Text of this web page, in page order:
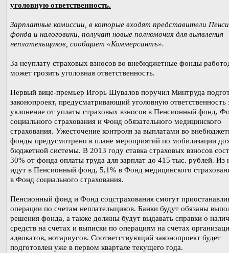
уголовную ответственность.
Зарплатные комиссии, в которые входят представители
фонда и налоговики, получат новые полномочия для выявления
неплательщиков, сообщает «Коммерсантъ».
За неуплату страховых взносов во внебюджетные фонды
может грозить уголовная ответственность.
Первый вице-премьер Игорь Шувалов поручил Минтруда
законопроект, предусматривающий уголовную ответственность
уклонение от уплаты страховых взносов в Пенсионный фонд,
социального страхования и Фонд обязательного медицинского
страхования. Ужесточение контроля за выплатами во
фонды предусмотрено в плане мероприятий по мобилизации
бюджетной системы. В 2013 году ставка страховых взносов
30% от фонда оплаты труда для зарплат до 415 тыс. рублей. Из
идут в Пенсионный фонд, 5,1% в Фонд медицинского
в Фонд социального страхования.
Пенсионный фонд и Фонд соцстрахования смогут
операции по счетам неплательщиков. Банки будут обязаны
решения фонда, а также должны будут выдавать справки о
средств на счетах и выписки по операциям на счетах
адвокатов, нотариусов. Соответствующий законопроект будет
подготовлен уже в первом квартале текущего года.